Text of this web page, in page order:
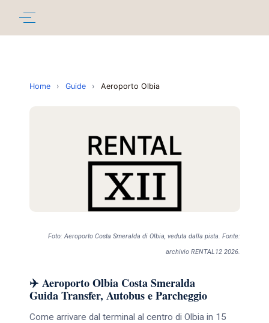
Home › Guide › Aeroporto Olbia
Foto: Aeroporto Costa Smeralda di Olbia, veduta dalla pista. Fonte:
archivio RENTAL12 2026.
✈️ Aeroporto Olbia Costa Smeralda
Guida Transfer, Autobus e Parcheggio
Come arrivare dal terminal al centro di Olbia in 15